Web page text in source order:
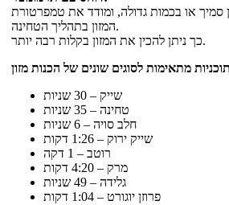
סמיך או בכמות גדולה, ומודד את טמפרטורת
המזון בתהליך הטחינה.
כך ניתן להכין את המזון בקלות רבה יותר.
שייק – 30 שניות
טחינה – 35 שניות
חלב סויה – 6 שניות
שייק ירוק – 1:26 דקות
רוטב – 1 דקה
מרק – 4:20 דקות
גלידה – 49 שניות
פרוזן יוגורט – 1:04 דקות